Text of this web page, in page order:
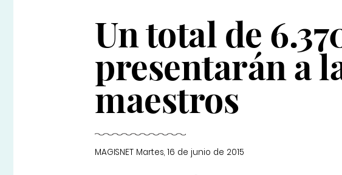
Un total de
presentarán a
maestros
MAGISNET Martes, 16 de junio de 2015